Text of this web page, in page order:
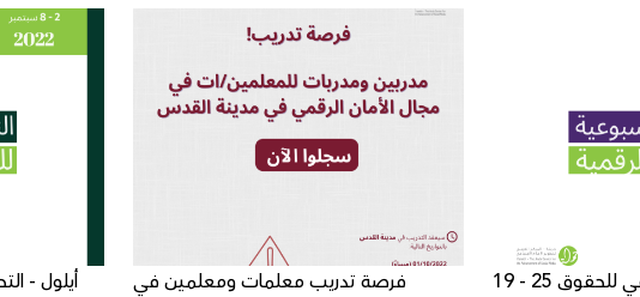
فرصة تدريب معلمات ومعلمين في
19 - 25 آب - التحديث الأسبوعي للحقوق